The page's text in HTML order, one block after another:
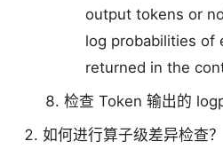
output tokens or
log probabilities of
returned in the
检查 Token 输出的
如何进行算子级差异检查？